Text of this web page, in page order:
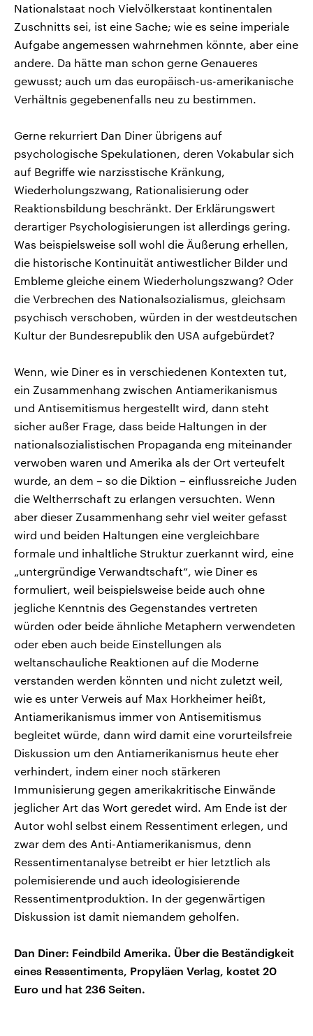
Nationalstaat noch Vielvölkerstaat kontinentalen
Zuschnitts sei, ist eine Sache; wie es seine imperiale
Aufgabe angemessen wahrnehmen könnte, aber eine
andere. Da hätte man schon gerne Genaueres
gewusst; auch um das europäisch-us-amerikanische
Verhältnis gegebenenfalls neu zu bestimmen.
Gerne rekurriert Dan Diner übrigens auf
psychologische Spekulationen, deren Vokabular sich
auf Begriffe wie narzisstische Kränkung,
Wiederholungszwang, Rationalisierung oder
Reaktionsbildung beschränkt. Der Erklärungswert
derartiger Psychologisierungen ist allerdings gering.
Was beispielsweise soll wohl die Äußerung erhellen,
die historische Kontinuität antiwestlicher Bilder und
Embleme gleiche einem Wiederholungszwang? Oder
die Verbrechen des Nationalsozialismus, gleichsam
psychisch verschoben, würden in der westdeutschen
Kultur der Bundesrepublik den USA aufgebürdet?
Wenn, wie Diner es in verschiedenen Kontexten tut,
ein Zusammenhang zwischen Antiamerikanismus
und Antisemitismus hergestellt wird, dann steht
sicher außer Frage, dass beide Haltungen in der
nationalsozialistischen Propaganda eng miteinander
verwoben waren und Amerika als der Ort verteufelt
wurde, an dem – so die Diktion – einflussreiche Juden
die Weltherrschaft zu erlangen versuchten. Wenn
aber dieser Zusammenhang sehr viel weiter gefasst
wird und beiden Haltungen eine vergleichbare
formale und inhaltliche Struktur zuerkannt wird, eine
„untergründige Verwandtschaft“, wie Diner es
formuliert, weil beispielsweise beide auch ohne
jegliche Kenntnis des Gegenstandes vertreten
würden oder beide ähnliche Metaphern verwendeten
oder eben auch beide Einstellungen als
weltanschauliche Reaktionen auf die Moderne
verstanden werden könnten und nicht zuletzt weil,
wie es unter Verweis auf Max Horkheimer heißt,
Antiamerikanismus immer von Antisemitismus
begleitet würde, dann wird damit eine vorurteilsfreie
Diskussion um den Antiamerikanismus heute eher
verhindert, indem einer noch stärkeren
Immunisierung gegen amerikakritische Einwände
jeglicher Art das Wort geredet wird. Am Ende ist der
Autor wohl selbst einem Ressentiment erlegen, und
zwar dem des Anti-Antiamerikanismus, denn
Ressentimentanalyse betreibt er hier letztlich als
polemisierende und auch ideologisierende
Ressentimentproduktion. In der gegenwärtigen
Diskussion ist damit niemandem geholfen.
Dan Diner: Feindbild Amerika. Über die Beständigkeit
eines Ressentiments, Propyläen Verlag, kostet 20
Euro und hat 236 Seiten.